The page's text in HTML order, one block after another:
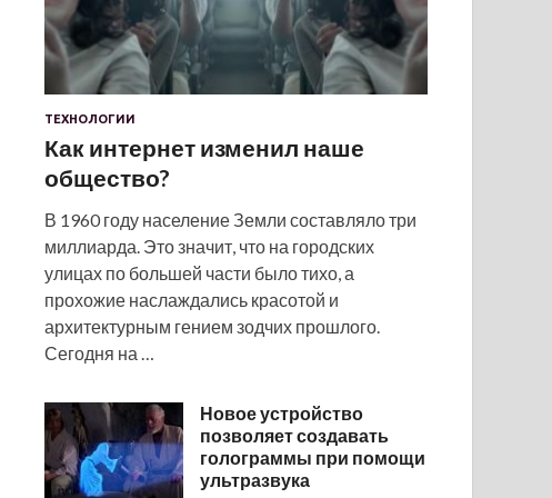
ТЕХНОЛОГИИ
Как интернет изменил наше
общество?
В 1960 году население Земли составляло три
миллиарда. Это значит, что на городских
улицах по большей части было тихо, а
прохожие наслаждались красотой и
архитектурным гением зодчих прошлого.
Сегодня на …
Новое устройство
позволяет создавать
голограммы при помощи
ультразвука